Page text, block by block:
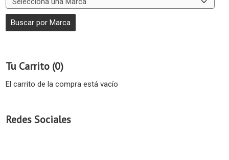
Tu Carrito (0)
El carrito de la compra está vacío
Redes Sociales